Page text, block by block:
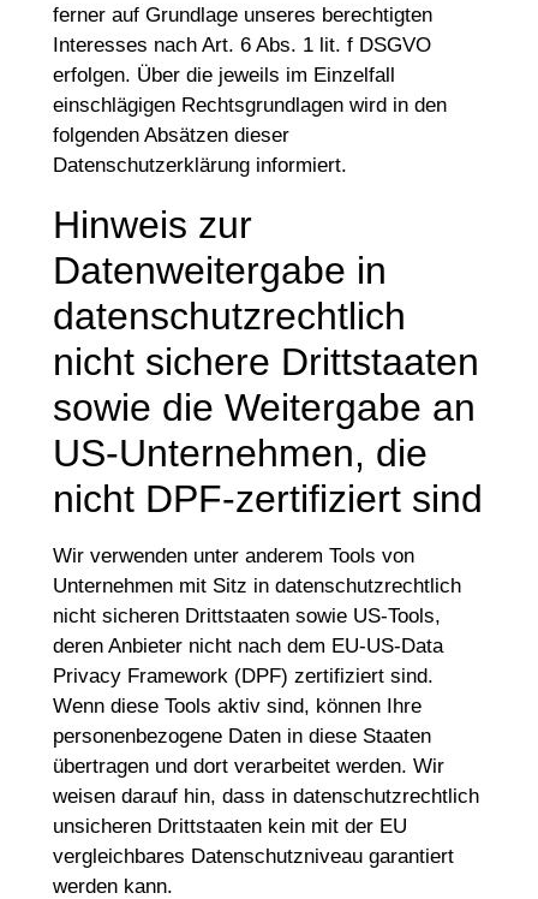
ferner auf Grundlage unseres berechtigten
Interesses nach Art. 6 Abs. 1 lit. f DSGVO
erfolgen. Über die jeweils im Einzelfall
einschlägigen Rechtsgrundlagen wird in den
folgenden Absätzen dieser
Datenschutzerklärung informiert.
Hinweis zur
Datenweitergabe in
datenschutzrechtlich
nicht sichere Drittstaaten
sowie die Weitergabe an
US-Unternehmen, die
nicht DPF-zertifiziert sind
Wir verwenden unter anderem Tools von
Unternehmen mit Sitz in datenschutzrechtlich
nicht sicheren Drittstaaten sowie US-Tools,
deren Anbieter nicht nach dem EU-US-Data
Privacy Framework (DPF) zertifiziert sind.
Wenn diese Tools aktiv sind, können Ihre
personenbezogene Daten in diese Staaten
übertragen und dort verarbeitet werden. Wir
weisen darauf hin, dass in datenschutzrechtlich
unsicheren Drittstaaten kein mit der EU
vergleichbares Datenschutzniveau garantiert
werden kann.